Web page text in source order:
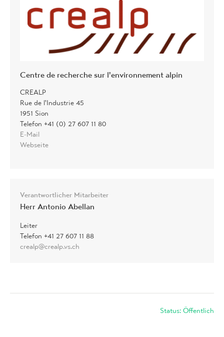
Centre de recherche sur l'environnement alpin
CREALP
Rue de l'Industrie 45
1951 Sion
Telefon +41 (0) 27 607 11 80
E-Mail
Webseite
Verantwortlicher Mitarbeiter
Herr Antonio Abellan
Leiter
Telefon +41 27 607 11 88
crealp@crealp.vs.ch
Status: Öffentlich